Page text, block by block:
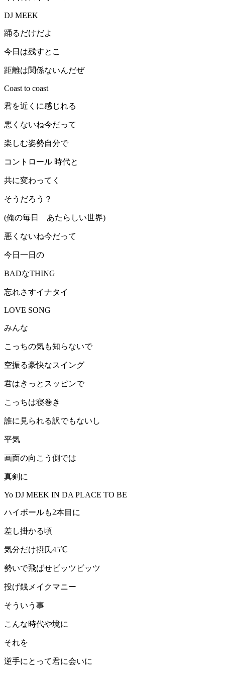
DJ MEEK
踊るだけだよ
今日は残すとこ
距離は関係ないんだぜ
Coast to coast
君を近くに感じれる
悪くないね今だって
楽しむ姿勢自分で
コントロール 時代と
共に変わってく
そうだろう？
(俺の毎日 あたらしい世界)
悪くないね今だって
今日一日の
BADなTHING
忘れさすイナタイ
LOVE SONG
みんな
こっちの気も知らないで
空振る豪快なスイング
君はきっとスッピンで
こっちは寝巻き
誰に見られる訳でもないし
平気
画面の向こう側では
真剣に
Yo DJ MEEK IN DA PLACE TO BE
ハイボールも2本目に
差し掛かる頃
気分だけ摂氏45℃
勢いで飛ばせビッツビッツ
投げ銭メイクマニー
そういう事
こんな時代や境に
それを
逆手にとって君に会いに